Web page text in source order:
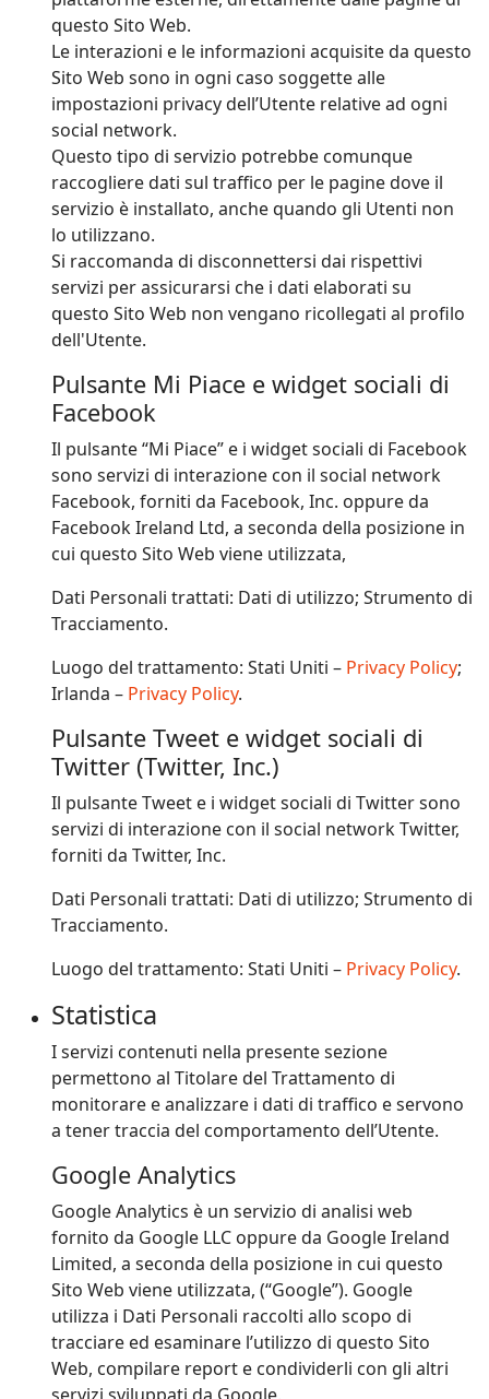
questo Sito Web.
Le interazioni e le informazioni acquisite da questo
Sito Web sono in ogni caso soggette alle
impostazioni privacy dell’Utente relative ad ogni
social network.
Questo tipo di servizio potrebbe comunque
raccogliere dati sul traffico per le pagine dove il
servizio è installato, anche quando gli Utenti non
lo utilizzano.
Si raccomanda di disconnettersi dai rispettivi
servizi per assicurarsi che i dati elaborati su
questo Sito Web non vengano ricollegati al profilo
dell'Utente.
Pulsante Mi Piace e widget sociali di
Facebook
Il pulsante “Mi Piace” e i widget sociali di Facebook
sono servizi di interazione con il social network
Facebook, forniti da Facebook, Inc. oppure da
Facebook Ireland Ltd, a seconda della posizione in
cui questo Sito Web viene utilizzata,
Dati Personali trattati: Dati di utilizzo; Strumento di
Tracciamento.
Luogo del trattamento: Stati Uniti – Privacy Policy;
Irlanda – Privacy Policy.
Pulsante Tweet e widget sociali di
Twitter (Twitter, Inc.)
Il pulsante Tweet e i widget sociali di Twitter sono
servizi di interazione con il social network Twitter,
forniti da Twitter, Inc.
Dati Personali trattati: Dati di utilizzo; Strumento di
Tracciamento.
Luogo del trattamento: Stati Uniti – Privacy Policy.
Statistica
I servizi contenuti nella presente sezione
permettono al Titolare del Trattamento di
monitorare e analizzare i dati di traffico e servono
a tener traccia del comportamento dell’Utente.
Google Analytics
Google Analytics è un servizio di analisi web
fornito da Google LLC oppure da Google Ireland
Limited, a seconda della posizione in cui questo
Sito Web viene utilizzata, (“Google”). Google
utilizza i Dati Personali raccolti allo scopo di
tracciare ed esaminare l’utilizzo di questo Sito
Web, compilare report e condividerli con gli altri